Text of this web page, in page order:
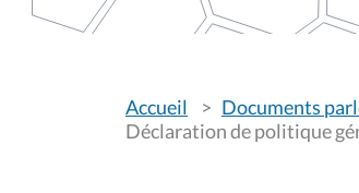
o
u
Accueil
Documents
Déclaration de politique